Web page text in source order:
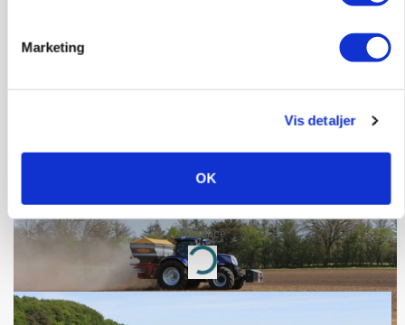
Marketing
Vis detaljer
OK
»Nu stopper I«: Landbrugsdebattør og
Folketinget behandler ny gødskningslov: Sådan
Annonce
Loading...